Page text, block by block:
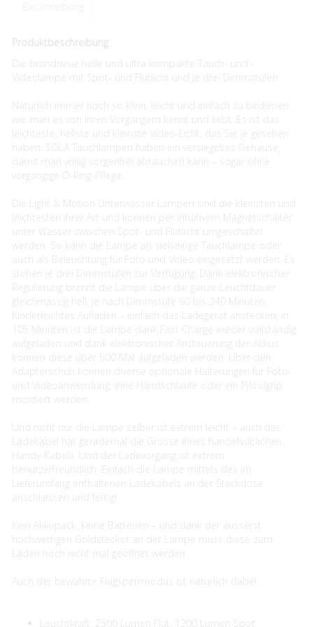
Produktbeschreibung
Die brandneue helle und ultra kompakte Tauch- und -
Videolampe mit Spot- und Flutlicht und je drei Dimmstufen
Natürlich immer noch so klein, leicht und einfach zu bedienen
wie man es von ihren Vorgängern kennt und liebt. Es ist das
leichteste, hellste und kleinste Video-Licht, das Sie je gesehen
haben. SOLA Tauchlampen haben ein versiegeltes Gehäuse,
damit man völlig sorgenfrei abtauchen kann – sogar ohne
vorgängige O-Ring-Pflege.
Die Light & Motion Unterwasser Lampen sind die kleinsten und
leichtesten ihrer Art und können per intuitivem Magnetschalter
unter Wasser zwischen Spot- und Flutlicht umgeschaltet
werden. So kann die Lampe als vielseitige Tauchlampe oder
auch als Beleuchtung für Foto und Video eingesetzt werden. Es
stehen je drei Dimmstufen zur Verfügung. Dank elektronischer
Regulierung brennt die Lampe über die ganze Leuchtdauer
gleichmässig hell, je nach Dimmstufe 60 bis 240 Minuten.
Kinderleichtes Aufladen – einfach das Ladegerät anstecken, in
105 Minuten ist die Lampe dank Fast Charge wieder vollständig
aufgeladen und dank elektronischer Ansteuerung der Akkus
können diese über 500 Mal aufgeladen werden. Über den
Adapterschuh können diverse optionale Halterungen für Foto-
und Videoanwendung, eine Handschlaufe oder ein Pistolgrip
montiert werden.
Und nicht nur die Lampe selber ist extrem leicht – auch das
Ladekabel hat gerademal die Grösse eines handelsüblichen
Handy-Kabels. Und der Ladevorgang ist extrem
benutzerfreundlich: Einfach die Lampe mittels des im
Lieferumfang enthaltenen Ladekabels an der Steckdose
anschliessen und fertig!
Kein Akkupack, keine Batterien – und dank der äusserst
hochwertigen Goldstecker an der Lampe muss diese zum
Laden noch nicht mal geöffnet werden.
Auch der bewährte Flugsperrmodus ist natürlich dabei.
Leuchtkraft: 2500 Lumen Flut, 1200 Lumen Spot